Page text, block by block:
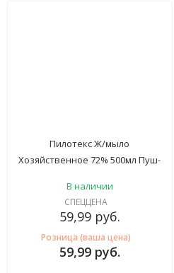
Пилотекс Ж/мыло
Хозяйственное 72% 500мл Пуш-
В наличии
СПЕЦЦЕНА
59,99 руб.
Розница (ваша цена)
59,99 руб.